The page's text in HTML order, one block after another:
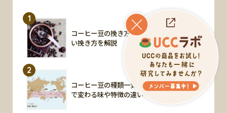
1
コーヒー豆の挽き方｜5種類の挽き目と正し
い挽き方を解説
2
コーヒー豆の種類一覧 | 産地や銘柄、焙煎
で変わる味や特徴の違いを解説します！